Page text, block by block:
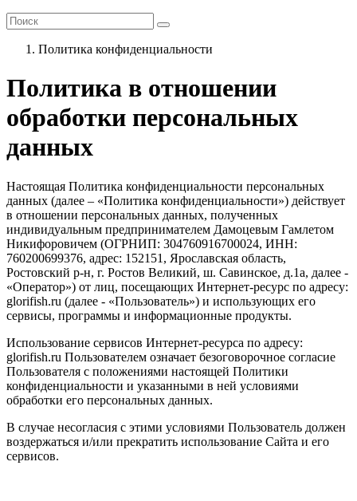
Политика конфиденциальности
Политика в отношении
обработки персональных
данных
Настоящая Политика конфиденциальности персональных
данных (далее – «Политика конфиденциальности») действует
в отношении персональных данных, полученных
индивидуальным предпринимателем Дамоцевым Гамлетом
Никифоровичем (ОГРНИП: 304760916700024, ИНН:
760200699376, адрес: 152151, Ярославская область,
Ростовский р-н, г. Ростов Великий, ш. Савинское, д.1а, далее -
«Оператор») от лиц, посещающих Интернет-ресурс по адресу:
glorifish.ru (далее - «Пользователь») и использующих его
сервисы, программы и информационные продукты.
Использование сервисов Интернет-ресурса по адресу:
glorifish.ru Пользователем означает безоговорочное согласие
Пользователя с положениями настоящей Политики
конфиденциальности и указанными в ней условиями
обработки его персональных данных.
В случае несогласия с этими условиями Пользователь должен
воздержаться и/или прекратить использование Сайта и его
сервисов.